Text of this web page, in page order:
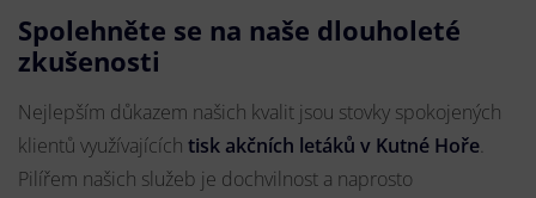
Spolehněte se na naše dlouholeté
zkušenosti
Nejlepším důkazem našich kvalit jsou stovky spokojených
klientů využívajících tisk akčních letáků v Kutné Hoře.
Pilířem našich služeb je dochvilnost a naprosto